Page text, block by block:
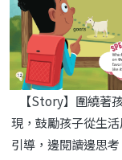
【Story】圍繞著
現，鼓勵孩子從生
引導，邊閱讀邊思